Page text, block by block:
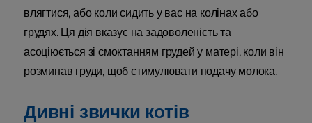
влягтися, або коли сидить у вас на колінах або
грудях. Ця дія вказує на задоволеність та
асоціюється зі смоктанням грудей у матері, коли він
розминав груди, щоб стимулювати подачу молока.
Дивні звички котів